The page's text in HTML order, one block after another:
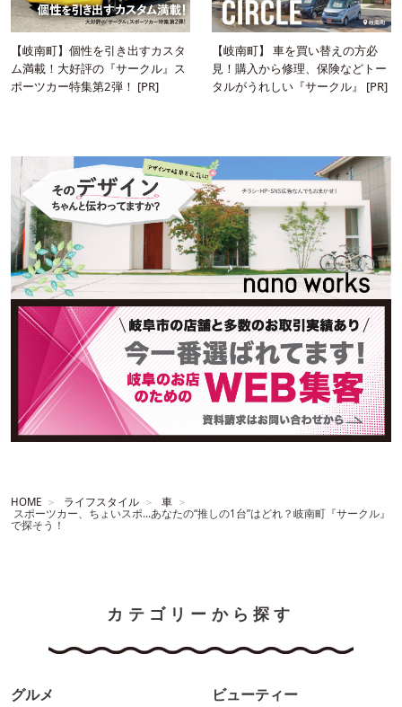
【岐南町】個性を引き出すカスタ
ム満載！大好評の『サークル』ス
ポーツカー特集第2弾！ [PR]
【岐南町】 車を買い替えの方必
見！購入から修理、保険などトー
タルがうれしい『サークル』 [PR]
HOME ライフスタイル
車
スポーツカー、ちょいスポ…あなたの“推しの1台”はどれ？岐南町『サークル』
で探そう！
カテゴリーから探す
グルメ ビューティー